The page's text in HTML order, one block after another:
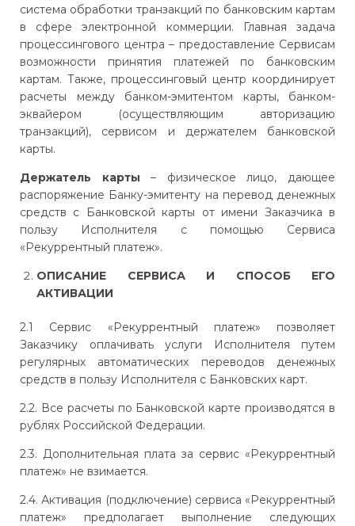
система обработки транзакций по банковским картам
в сфере электронной коммерции. Главная задача
процессингового центра – предоставление Сервисам
возможности принятия платежей по банковским
картам. Также, процессинговый центр координирует
расчеты между банком-эмитентом карты, банком-
эквайером (осуществляющим авторизацию
транзакций), сервисом и держателем банковской
карты.
Держатель карты – физическое лицо, дающее
распоряжение Банку-эмитенту на перевод денежных
средств с Банковской карты от имени Заказчика в
пользу Исполнителя с помощью Сервиса
«Рекуррентный платеж».
ОПИСАНИЕ СЕРВИСА И СПОСОБ ЕГО
АКТИВАЦИИ
2.1 Сервис «Рекуррентный платеж» позволяет
Заказчику оплачивать услуги Исполнителя путем
регулярных автоматических переводов денежных
средств в пользу Исполнителя с Банковских карт.
2.2. Все расчеты по Банковской карте производятся в
рублях Российской Федерации.
2.3. Дополнительная плата за сервис «Рекуррентный
платеж» не взимается.
2.4. Активация (подключение) сервиса «Рекуррентный
платеж» предполагает выполнение следующих